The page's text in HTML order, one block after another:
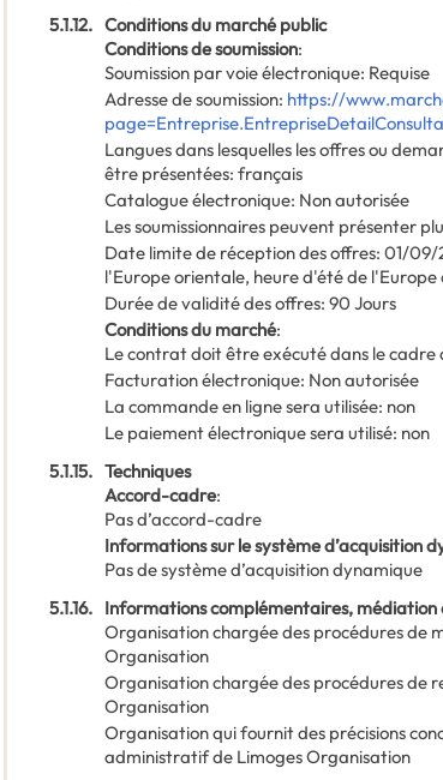
5.1.12. Conditions du marché public
Conditions de soumission:
Soumission par voie électronique: Requise
Adresse de soumission: https://
Langues dans lesquelles les offres ou
être présentées: français
Catalogue électronique: Non autorisée
Les soumissionnaires peuvent présenter
Date limite de réception des offres: 01/09/
l'Europe orientale, heure d'été de
Durée de validité des offres: 90 Jours
Conditions du marché:
Le contrat doit être exécuté dans le cadre
Facturation électronique: Non autorisée
La commande en ligne sera utilisée: non
Le paiement électronique sera utilisé: non
5.1.15. Techniques
Accord-cadre:
Pas d’accord-cadre
Informations sur le système d’acquisition
Pas de système d’acquisition dynamique
5.1.16. Informations complémentaires, médiation
Organisation chargée des procédures de
Organisation
Organisation chargée des procédures de
Organisation
Organisation qui fournit des précisions
administratif de Limoges Organisation